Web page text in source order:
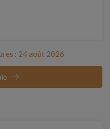
: 24 août 2026